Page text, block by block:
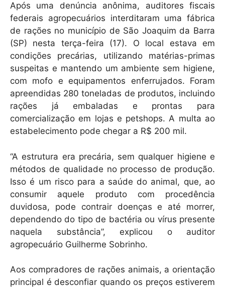
p
p
o
o
k
Após uma denúncia anônima, auditores fiscais
federais agropecuários interditaram uma fábrica
de rações no município de São Joaquim da Barra
(SP) nesta terça-feira (17). O local estava em
condições precárias, utilizando matérias-primas
suspeitas e mantendo um ambiente sem higiene,
com mofo e equipamentos enferrujados. Foram
apreendidas 280 toneladas de produtos, incluindo
rações já embaladas e prontas para
comercialização em lojas e petshops. A multa ao
estabelecimento pode chegar a R$ 200 mil.
“A estrutura era precária, sem qualquer higiene e
métodos de qualidade no processo de produção.
Isso é um risco para a saúde do animal, que, ao
consumir aquele produto com procedência
duvidosa, pode contrair doenças e até morrer,
dependendo do tipo de bactéria ou vírus presente
naquela substância”, explicou o auditor
agropecuário Guilherme Sobrinho.
Aos compradores de rações animais, a orientação
principal é desconfiar quando os preços estiverem